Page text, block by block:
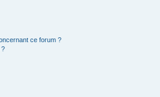
ce forum ?
?